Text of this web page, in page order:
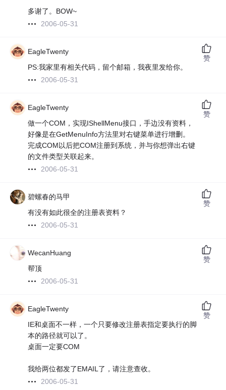
多谢了。BOW~
2006-05-31
EagleTwenty
PS:我家里有相关代码，留个邮箱，我夜里发给你。
2006-05-31
赞
EagleTwenty
做一个COM，实现IShellMenu接口，手边没有资料，
好像是在GetMenuInfo方法里对右键菜单进行增删。
完成COM以后把COM注册到系统，并与你想弹出右键
的文件类型关联起来。
2006-05-31
赞
碧螺春的马甲
有没有如此很全的注册表资料？
2006-05-31
赞
WecanHuang
帮顶
2006-05-31
赞
EagleTwenty
IE和桌面不一样，一个只要修改注册表指定要执行的脚
本的路径就可以了。
桌面一定要COM
我给两位都发了EMAIL了，请注意查收。
2006-05-31
赞